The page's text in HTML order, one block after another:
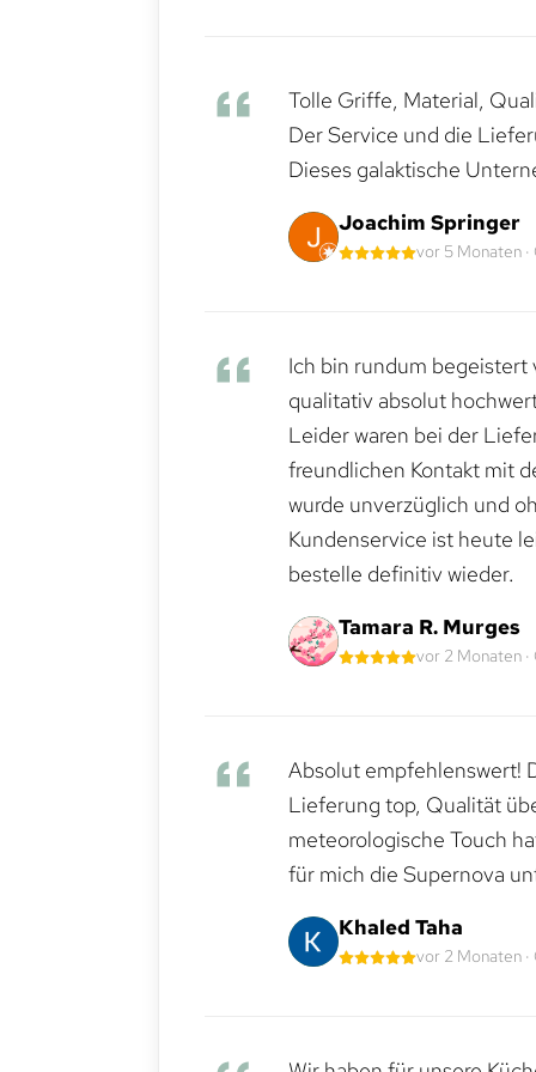
Tolle Griffe, Material,
Der Service und die
Dieses galaktische
Joachim Springer
vor 5 Monaten
Ich bin rundum
qualitativ absolut
Leider waren bei der
freundlichen Kontakt mit
wurde unverzüglich und
Kundenservice ist heute
bestelle definitiv wieder.
Tamara R. Murges
vor 2 Monaten
Absolut empfehlenswert!
Lieferung top, Qualität
meteorologische Touch
für mich die Supernova
Khaled Taha
vor 2 Monaten